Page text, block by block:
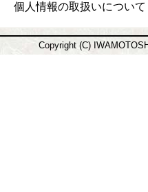
個人情報の取扱いについて
Copyright (C)